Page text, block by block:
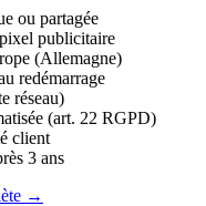
ou partagée
publicitaire
(Allemagne)
redémarrage
réseau)
(art. 22 RGPD)
client
3 ans
→